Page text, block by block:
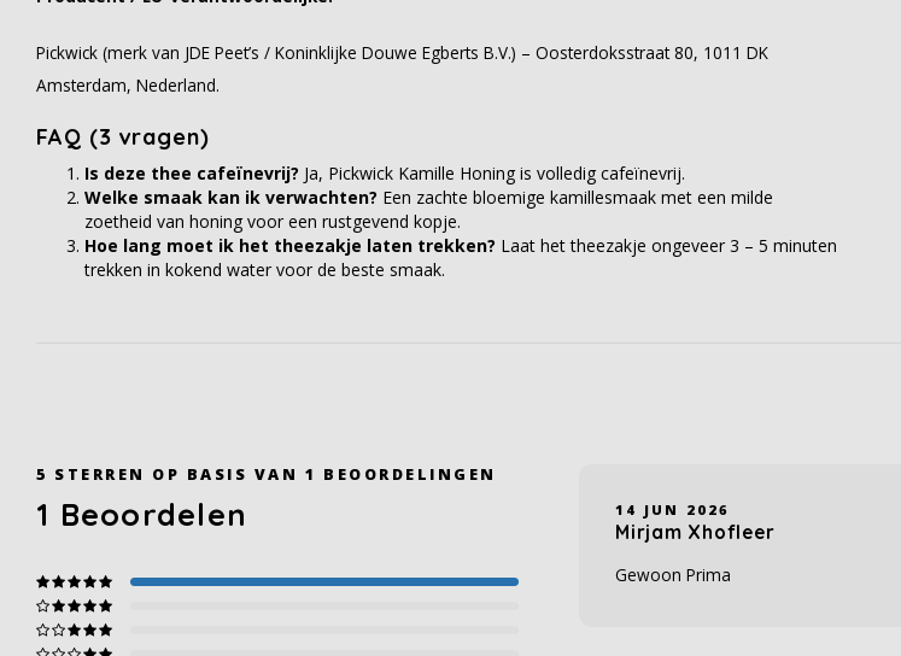
Pickwick (merk van JDE Peet’s / Koninklijke Douwe Egberts B.V.) – Oosterdoksstraat 80, 1011 DK
Amsterdam, Nederland.
FAQ (3 vragen)
Is deze thee cafeïnevrij? Ja, Pickwick Kamille Honing is volledig cafeïnevrij.
Welke smaak kan ik verwachten? Een zachte bloemige kamillesmaak met een milde
zoetheid van honing voor een rustgevend kopje.
Hoe lang moet ik het theezakje laten trekken? Laat het theezakje ongeveer 3 – 5 minuten
trekken in kokend water voor de beste smaak.
5 STERREN OP BASIS VAN 1 BEOORDELINGEN
1 Beoordelen 14 JUN 2026
Mirjam Xhofleer
Gewoon Prima